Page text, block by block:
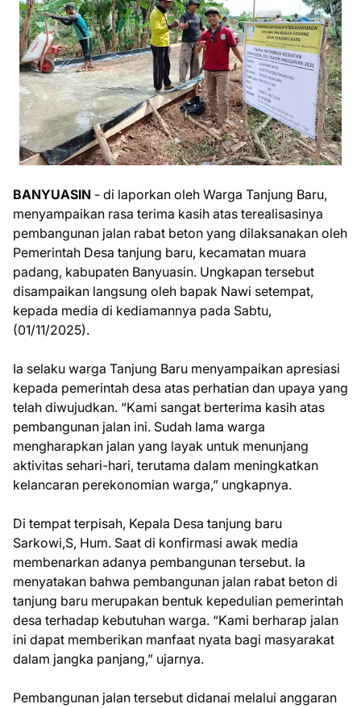
BANYUASIN - di laporkan oleh Warga Tanjung Baru,
menyampaikan rasa terima kasih atas terealisasinya
pembangunan jalan rabat beton yang dilaksanakan oleh
Pemerintah Desa tanjung baru, kecamatan muara
padang, kabupaten Banyuasin. Ungkapan tersebut
disampaikan langsung oleh bapak Nawi setempat,
kepada media di kediamannya pada Sabtu,
(01/11/2025).
Ia selaku warga Tanjung Baru menyampaikan apresiasi
kepada pemerintah desa atas perhatian dan upaya yang
telah diwujudkan. “Kami sangat berterima kasih atas
pembangunan jalan ini. Sudah lama warga
mengharapkan jalan yang layak untuk menunjang
aktivitas sehari-hari, terutama dalam meningkatkan
kelancaran perekonomian warga,” ungkapnya.
Di tempat terpisah, Kepala Desa tanjung baru
Sarkowi,S, Hum. Saat di konfirmasi awak media
membenarkan adanya pembangunan tersebut. Ia
menyatakan bahwa pembangunan jalan rabat beton di
tanjung baru merupakan bentuk kepedulian pemerintah
desa terhadap kebutuhan warga. “Kami berharap jalan
ini dapat memberikan manfaat nyata bagi masyarakat
dalam jangka panjang,” ujarnya.
Pembangunan jalan tersebut didanai melalui anggaran